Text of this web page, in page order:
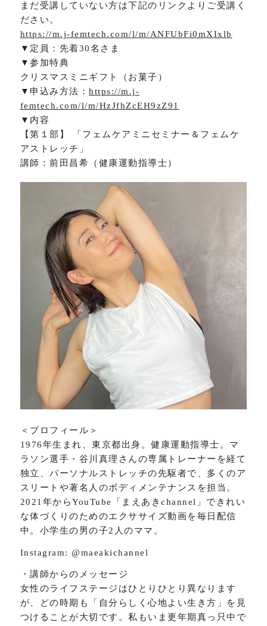
まだ受講していない方は下記のリンクよりご受講く
ださい。
https://m.j-femtech.com/l/m/ANFUbFi0mXIxlb
▼定員：先着30名さま
▼参加特典
クリスマスミニギフト（お菓子）
▼申込み方法：https://m.j-
femtech.com/l/m/HzJfhZcEH9zZ91
▼内容
【第１部】 「フェムケアミニセミナー＆フェムケ
アストレッチ」
講師：前田昌希（健康運動指導士）
＜プロフィール＞
1976年生まれ、東京都出身。健康運動指導士。マ
ラソン選手・谷川真理さんの専属トレーナーを経て
独立、パーソナルストレッチの先駆者で、多くのア
スリートや著名人のボディメンテナンスを担当。
2021年からYouTube「まえあきchannel」できれい
な体づくりのためのエクササイズ動画を毎日配信
中。小学生の男の子2人のママ。
Instagram: @maeakichannel
・講師からのメッセージ
女性のライフステージはひとりひとり異なります
が、どの時期も「自分らしく心地よい生き方」を見
つけることが大切です。私もいま更年期真っ只中で